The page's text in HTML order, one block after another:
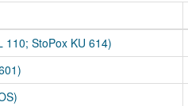
110; StoPox KU 614)